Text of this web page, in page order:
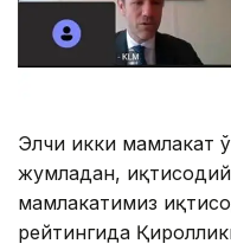
Элчи икки мамлакат
жумладан,
мамлакатимиз
рейтингида